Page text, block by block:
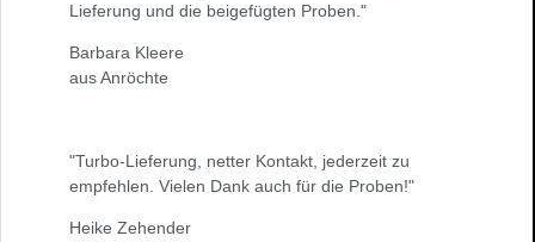
Lieferung und die beigefügten Proben."
Barbara Kleere
aus Anröchte
"Turbo-Lieferung, netter Kontakt, jederzeit zu
empfehlen. Vielen Dank auch für die Proben!"
Heike Zehender